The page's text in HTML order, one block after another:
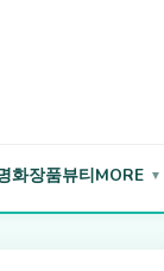
화장품뷰티MORE ▼